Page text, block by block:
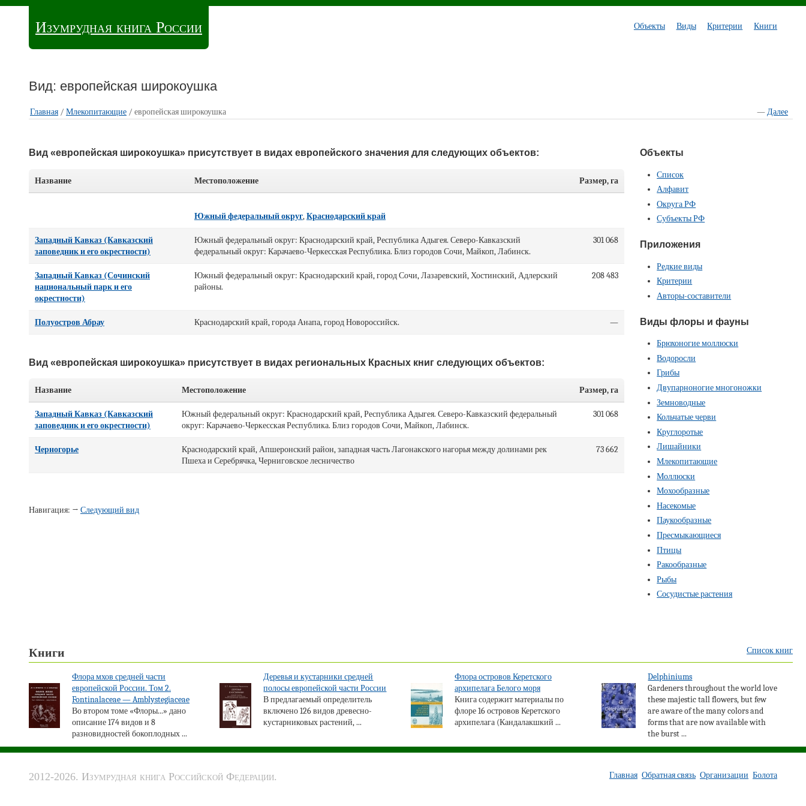
Изумрудная книга России Объекты Виды Критерии Книги
Вид: европейская широкоушка
Главная / —Далее
Млекопитающие / европейская широкоушка
Вид «европейская широкоушка» присутствует в видах европейского значения для следующих объектов:
Название Местоположение Размер, га
Южный федеральный округ,Краснодарский край
Западный Кавказ (Кавказский
заповедник и его окрестности)
Южный федеральный округ: Краснодарский край, Республика Адыгея. Северо-Кавказский
федеральный округ: Карачаево-Черкесская Республика. Близ городов Сочи, Майкоп, Лабинск.
301 068
Западный Кавказ (Сочинский
национальный парк и его
окрестности)
Южный федеральный округ: Краснодарский край, город Сочи, Лазаревский, Хостинский, Адлерский
районы.
208 483
Полуостров Абрау Краснодарский край, города Анапа, город Новороссийск. —
Вид «европейская широкоушка» присутствует в видах региональных Красных книг следующих объектов:
Название Местоположение Размер, га
Западный Кавказ (Кавказский
заповедник и его окрестности)
Южный федеральный округ: Краснодарский край, Республика Адыгея. Северо-Кавказский федеральный
округ: Карачаево-Черкесская Республика. Близ городов Сочи, Майкоп, Лабинск.
301 068
Черногорье
Краснодарский край, Апшеронский район, западная часть Лагонакского нагорья между долинами рек
Пшеха и Серебрячка, Черниговское лесничество
73 662
Навигация: → Следующий вид
Объекты
Список
Алфавит
Округа РФ
Субъекты РФ
Приложения
Редкие виды
Критерии
Авторы-составители
Виды флоры и фауны
Брюхоногие моллюски
Водоросли
Грибы
Двупарноногие многоножки
Земноводные
Кольчатые черви
Круглоротые
Лишайники
Млекопитающие
Моллюски
Мохообразные
Насекомые
Паукообразные
Пресмыкающиеся
Птицы
Ракообразные
Рыбы
Сосудистые растения
Книги Список книг
Флора мхов средней части
европейской России. Том 2.
Fontinalaceae — Amblystegiaceae
Во втором томе «Флоры...» дано
описание 174 видов и 8
разновидностей бокоплодных ...
Деревья и кустарники средней
полосы европейской части России
В предлагаемый определитель
включено 126 видов древесно-
кустарниковых растений, ...
Флора островов Керетского
архипелага Белого моря
Книга содержит материалы по
флоре 16 островов Керетского
архипелага (Кандалакшкий ...
Delphiniums
Gardeners throughout the world love
these majestic tall flowers, but few
are aware of the many colors and
forms that are now available with
the burst ...
2012-2026. Изумрудная книга Российской Федерации. Главная Обратная связь Организации Болота